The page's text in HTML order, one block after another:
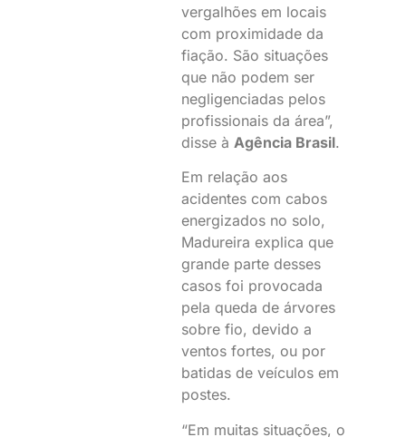
vergalhões em locais
com proximidade da
fiação. São situações
que não podem ser
negligenciadas pelos
profissionais da área”,
disse à Agência Brasil.
Em relação aos
acidentes com cabos
energizados no solo,
Madureira explica que
grande parte desses
casos foi provocada
pela queda de árvores
sobre fio, devido a
ventos fortes, ou por
batidas de veículos em
postes.
“Em muitas situações, o